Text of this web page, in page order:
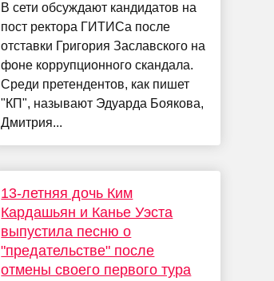
В сети обсуждают кандидатов на
пост ректора ГИТИСа после
отставки Григория Заславского на
фоне коррупционного скандала.
Среди претендентов, как пишет
"КП", называют Эдуарда Боякова,
Дмитрия...
13-летняя дочь Ким
Кардашьян и Канье Уэста
выпустила песню о
"предательстве" после
отмены своего первого тура